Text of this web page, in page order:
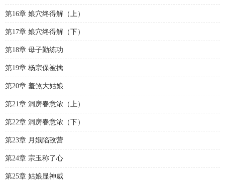
第16章 娘穴终得解（上）
第17章 娘穴终得解（下）
第18章 母子勤练功
第19章 杨宗保被擒
第20章 羞煞大姑娘
第21章 洞房春意浓（上）
第22章 洞房春意浓（下）
第23章 月娥陷敌营
第24章 宗玉称了心
第25章 姑娘显神威